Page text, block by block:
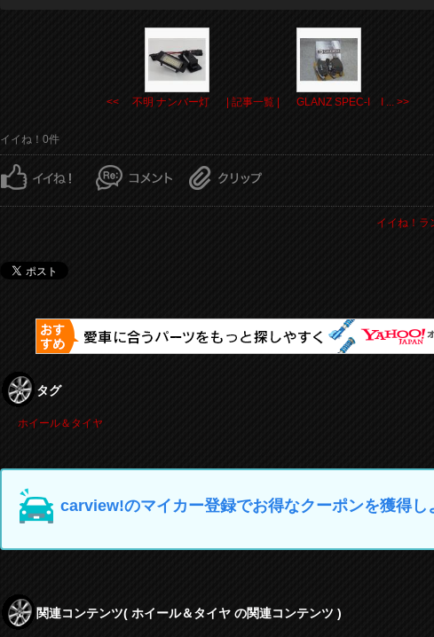
<< 不明 ナンバー灯 | 記事一覧 | GLANZ SPEC-I I ... >>
イイね！0件
イイね！ラ
タグ
ホイール＆タイヤ
carview!のマイカー登録でお得なクーポンを獲得し
関連コンテンツ( ホイール＆タイヤ の関連コンテンツ )